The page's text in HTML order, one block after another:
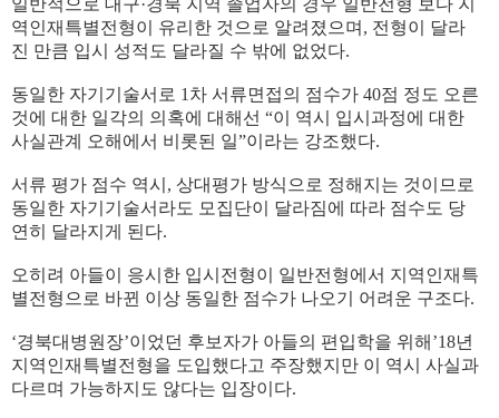
일반적으로 대구·경북 지역 졸업자의 경우 일반전형 보다 지
역인재특별전형이 유리한 것으로 알려졌으며, 전형이 달라
진 만큼 입시 성적도 달라질 수 밖에 없었다.
동일한 자기기술서로 1차 서류면접의 점수가 40점 정도 오른
것에 대한 일각의 의혹에 대해선 “이 역시 입시과정에 대한
사실관계 오해에서 비롯된 일”이라는 강조했다.
서류 평가 점수 역시, 상대평가 방식으로 정해지는 것이므로
동일한 자기기술서라도 모집단이 달라짐에 따라 점수도 당
연히 달라지게 된다.
오히려 아들이 응시한 입시전형이 일반전형에서 지역인재특
별전형으로 바뀐 이상 동일한 점수가 나오기 어려운 구조다.
‘경북대병원장’이었던 후보자가 아들의 편입학을 위해’18년
지역인재특별전형을 도입했다고 주장했지만 이 역시 사실과
다르며 가능하지도 않다는 입장이다.